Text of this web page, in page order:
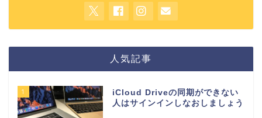
人気記事
1
iCloud Driveの同期ができない
人はサインインしなおしましょう